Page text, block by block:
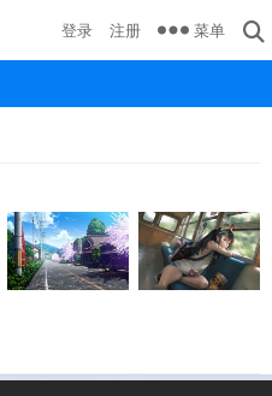
登录 注册 菜单